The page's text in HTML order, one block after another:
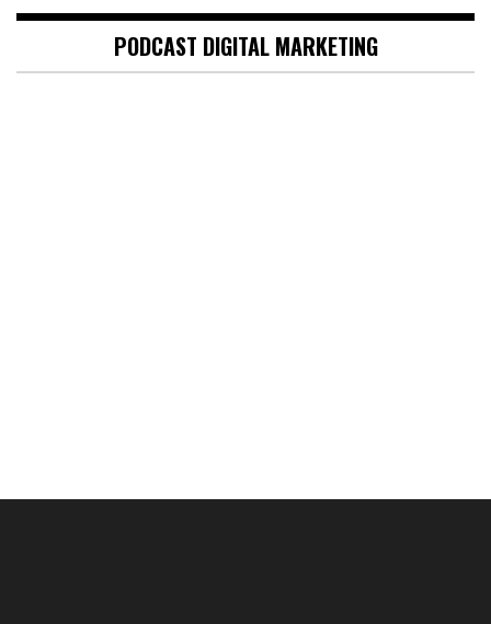
PODCAST DIGITAL MARKETING